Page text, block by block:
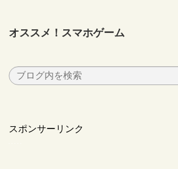
オススメ！スマホゲーム
スポンサーリンク